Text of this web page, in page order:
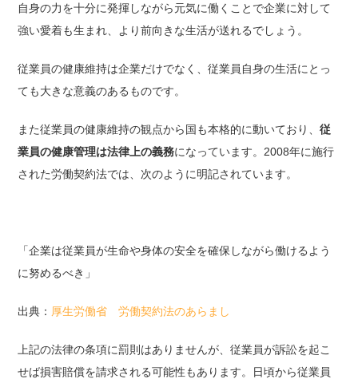
自身の力を十分に発揮しながら元気に働くことで企業に対して
強い愛着も生まれ、より前向きな生活が送れるでしょう。
従業員の健康維持は企業だけでなく、従業員自身の生活にとっ
ても大きな意義のあるものです。
また従業員の健康維持の観点から国も本格的に動いており、従
業員の健康管理は法律上の義務になっています。2008年に施行
された労働契約法では、次のように明記されています。
「企業は従業員が生命や身体の安全を確保しながら働けるよう
に努めるべき」
出典： 厚生労働省 労働契約法のあらまし
上記の法律の条項に罰則はありませんが、従業員が訴訟を起こ
せば損害賠償を請求される可能性もあります。日頃から従業員